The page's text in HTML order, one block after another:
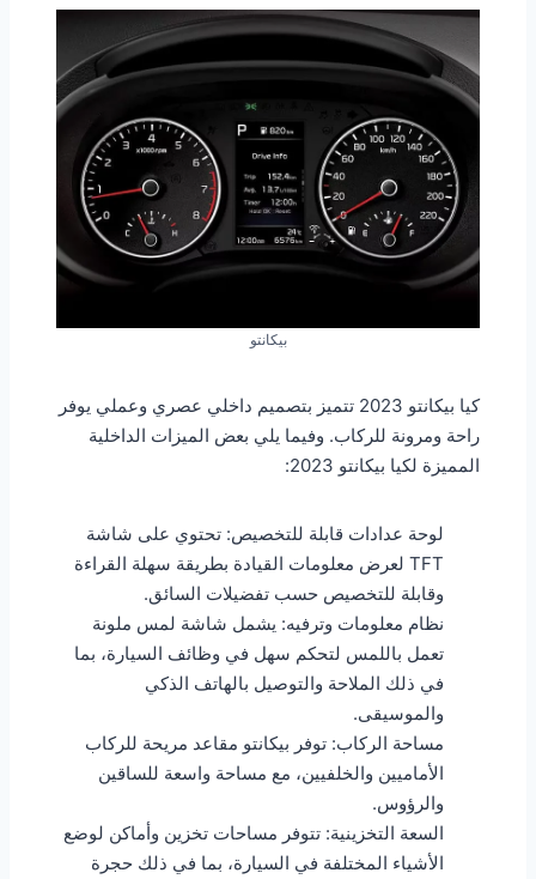
بيكانتو
كيا بيكانتو 2023 تتميز بتصميم داخلي عصري وعملي يوفر
راحة ومرونة للركاب. وفيما يلي بعض الميزات الداخلية
المميزة لكيا بيكانتو 2023:
لوحة عدادات قابلة للتخصيص: تحتوي على شاشة
TFT لعرض معلومات القيادة بطريقة سهلة القراءة
وقابلة للتخصيص حسب تفضيلات السائق.
نظام معلومات وترفيه: يشمل شاشة لمس ملونة
تعمل باللمس لتحكم سهل في وظائف السيارة، بما
في ذلك الملاحة والتوصيل بالهاتف الذكي
والموسيقى.
مساحة الركاب: توفر بيكانتو مقاعد مريحة للركاب
الأماميين والخلفيين، مع مساحة واسعة للساقين
والرؤوس.
السعة التخزينية: تتوفر مساحات تخزين وأماكن لوضع
الأشياء المختلفة في السيارة، بما في ذلك حجرة